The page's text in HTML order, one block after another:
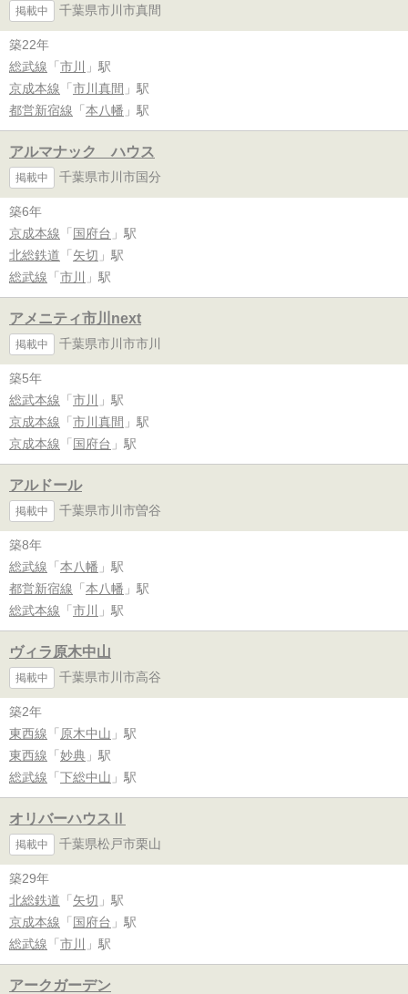
掲載中 千葉県市川市真間
築22年
総武線 「 市川
」駅
京成本線 「 市川真間 」駅
都営新宿線 「 本八幡 」駅
アルマナック ハウス
掲載中 千葉県市川市国分
築6年
京成本線 「 国府台 」駅
北総鉄道 「 矢切 」駅
総武線 「 市川 」駅
アメニティ市川next
掲載中 千葉県市川市市川
築5年
総武本線 「 市川
」駅
京成本線 「 市川真間 」駅
京成本線 「 国府台 」駅
アルドール
掲載中 千葉県市川市曽谷
築8年
総武線 「 本八幡 」駅
都営新宿線 「 本八幡 」駅
総武本線 「 市川 」駅
ヴィラ原木中山
掲載中 千葉県市川市高谷
築2年
東西線 「 原木中山 」駅
東西線 「 妙典 」駅
総武線 「 下総中山 」駅
オリバーハウスⅡ
掲載中 千葉県松戸市栗山
築29年
北総鉄道 「 矢切 」駅
京成本線 「 国府台 」駅
総武線 「 市川 」駅
アークガーデン